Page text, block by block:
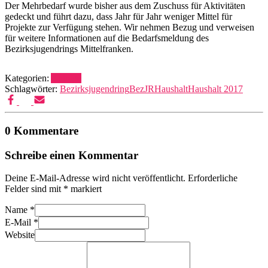
Der Mehrbedarf wurde bisher aus dem Zuschuss für Aktivitäten
gedeckt und führt dazu, dass Jahr für Jahr weniger Mittel für
Projekte zur Verfügung stehen. Wir nehmen Bezug und verweisen
für weitere Informationen auf die Bedarfsmeldung des
Bezirksjugendrings Mittelfranken.
Kategorien:
Schlagwörter: BezirksjugendringBezJRHaushaltHaushalt 2017
0 Kommentare
Schreibe einen Kommentar
Deine E-Mail-Adresse wird nicht veröffentlicht. Erforderliche
Felder sind mit * markiert
Name *
E-Mail *
Website